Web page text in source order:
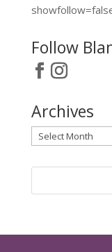
Follow
Archives
Archives